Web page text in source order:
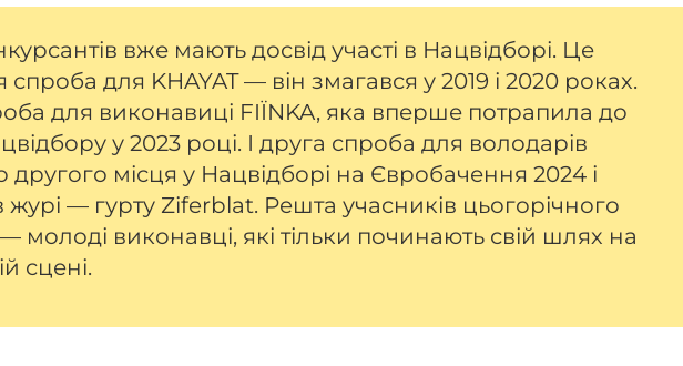
вже мають досвід участі в Нацвідборі. Це
спроба для KHAYAT — він змагався у 2019 і 2020 роках.
для виконавиці FIЇNKA, яка вперше потрапила до
у 2023 році. І друга спроба для володарів
другого місця у Нацвідборі на Євробачення 2024 і
журі — гурту Ziferblat. Решта учасників цьогорічного
молоді виконавці, які тільки починають свій шлях на
сцені.